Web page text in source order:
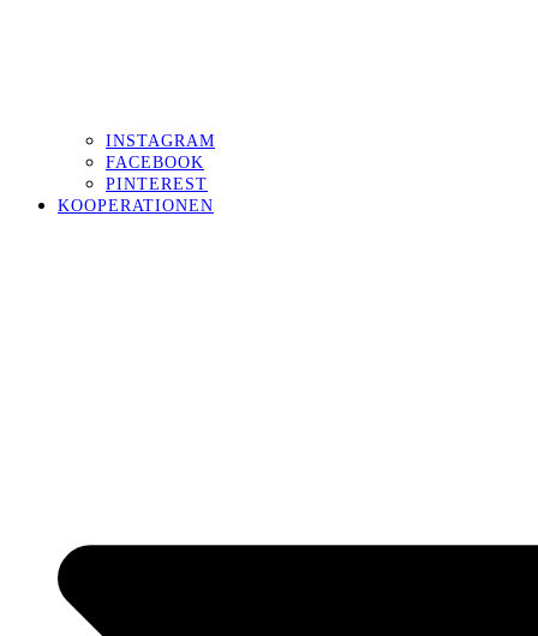
INSTAGRAM
FACEBOOK
PINTEREST
KOOPERATIONEN